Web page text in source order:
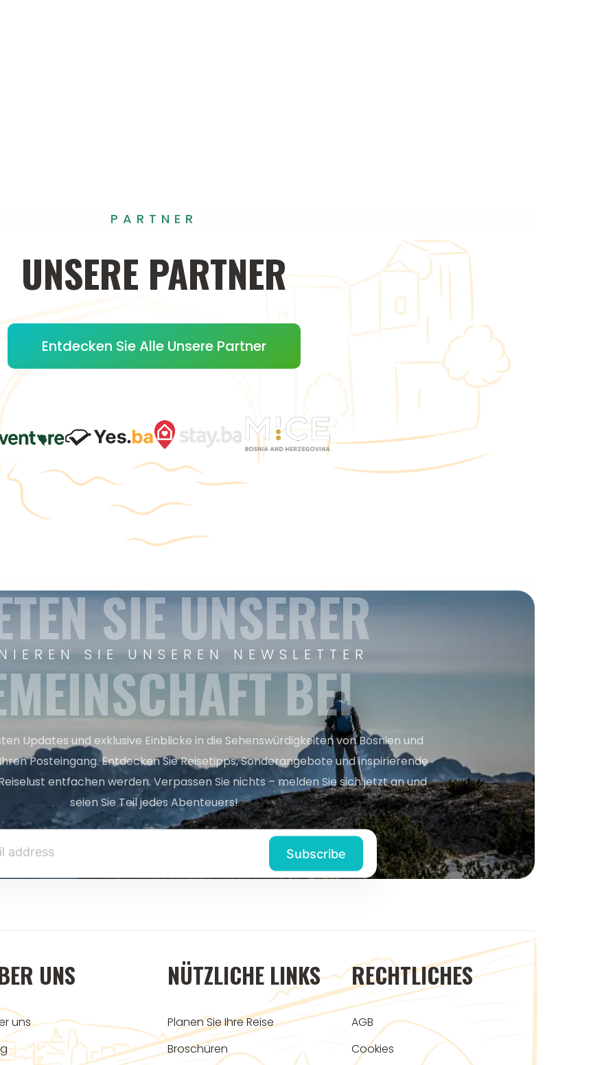
PARTNER
UNSERE PARTNER
Entdecken Sie Alle Unsere Partner
SIE UNSEREN NEWSLETTER
SIE UNSERER
BEI
Updates und exklusive Einblicke in die Sehenswürdigkeiten von Bosnien und
Posteingang. Entdecken Sie Reisetipps, Sonderangebote und inspirierende
entfachen werden. Verpassen Sie nichts – melden Sie sich jetzt an und
seien Sie Teil jedes Abenteuers!
UNS
uns
NÜTZLICHE LINKS
Planen Sie Ihre Reise
Broschüren
RECHTLICHES
AGB
Cookies